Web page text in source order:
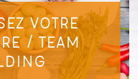
VOTRE
/ TEAM